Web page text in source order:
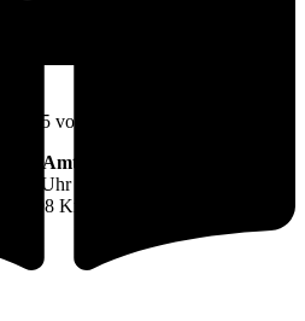
2025 vom
Amt Warnow-West
Uhr im Sitzungsraum im Amt
Kritzmow statt.